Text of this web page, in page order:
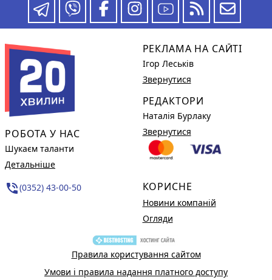
РОБОТА У НАС
Шукаєм таланти
Детальніше
phone_in_talk(0352) 43-00-50
РЕКЛАМА НА САЙТІ
Ігор Леськів
Звернутися
РЕДАКТОРИ
Наталія Бурлаку
Звернутися
КОРИСНЕ
Новини компаній
Огляди
Правила користування сайтом
Умови і правила надання платного доступу